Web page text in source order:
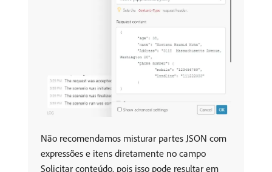
Não recomendamos misturar partes JSON com
expressões e itens diretamente no campo
Solicitar conteúdo, pois isso pode resultar em